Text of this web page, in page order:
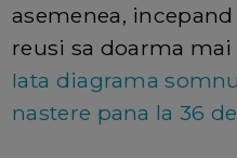
asemenea,
reusi sa doarma
Iata diagrama
nastere pana la 36